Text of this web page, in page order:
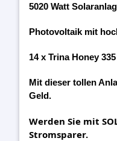
5020 Watt
Photovoltaik mit
14 x Trina Honey
Mit dieser tollen
Geld.
Werden Sie mit
Stromsparer.